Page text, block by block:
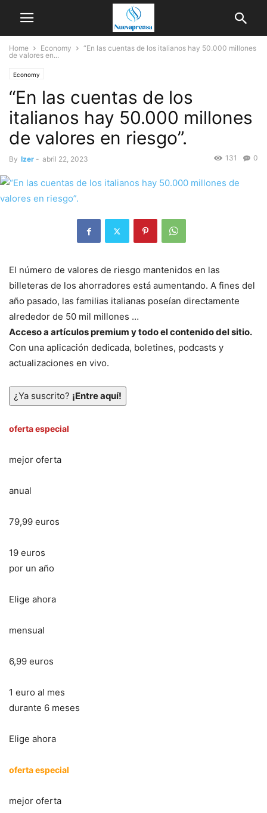
Home Economy
“En las cuentas de los italianos hay 50.000 millones
de valores en...
Economy
“En las cuentas de los
italianos hay 50.000 millones
de valores en riesgo”.
By Izer - abril 22, 2023 0
131
El número de valores de riesgo mantenidos en las
billeteras de los ahorradores está aumentando. A fines del
año pasado, las familias italianas poseían directamente
alrededor de 50 mil millones …
Acceso a artículos premium y todo el contenido del sitio.
Con una aplicación dedicada, boletines, podcasts y
actualizaciones en vivo.
¿Ya suscrito? ¡Entre aquí!
oferta especial
mejor oferta
anual
79,99 euros
19 euros
por un año
Elige ahora
mensual
6,99 euros
1 euro al mes
durante 6 meses
Elige ahora
oferta especial
mejor oferta